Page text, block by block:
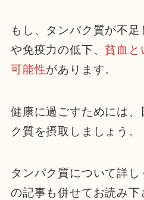
もし、タンパク質が不
や免疫力の低下、貧血と
可能性があります。
健康に過ごすためには
ク質を摂取しましょう。
タンパク質について詳
の記事も併せてお読み下